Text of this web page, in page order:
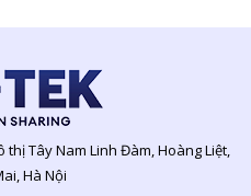
thị Tây Nam Linh Đàm, Hoàng Liệt,
Hà Nội